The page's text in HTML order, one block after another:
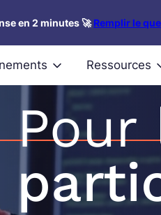
en 2 minutes 🚀Remplir le
Ressources
Pour